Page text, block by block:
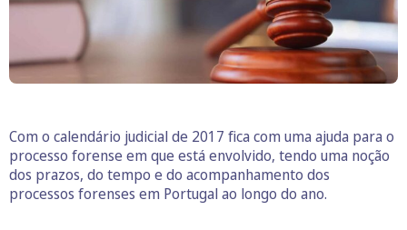
Com o calendário judicial de 2017 fica com uma ajuda para o
processo forense em que está envolvido, tendo uma noção
dos prazos, do tempo e do acompanhamento dos
processos forenses em Portugal ao longo do ano.